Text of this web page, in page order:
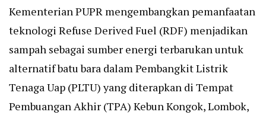
Kementerian PUPR mengembangkan pemanfaatan
teknologi Refuse Derived Fuel (RDF) menjadikan
sampah sebagai sumber energi terbarukan untuk
alternatif batu bara dalam Pembangkit Listrik
Tenaga Uap (PLTU) yang diterapkan di Tempat
Pembuangan Akhir (TPA) Kebun Kongok, Lombok,